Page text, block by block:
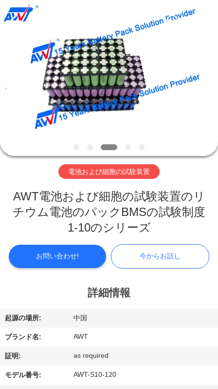
製
私
た
に
て
場
見
学
Copyright
2019
電池および細胞の試験装置
AWT電池および細胞の試験装置のリ
チウム電池のパックBMSの試験制度
1-10のシリーズ
お問い合わせ! 今からお話し
詳細情報
起源の場所: 中国
ブランド名: AWT
証明: as required
モデル番号: AWT-S10-120